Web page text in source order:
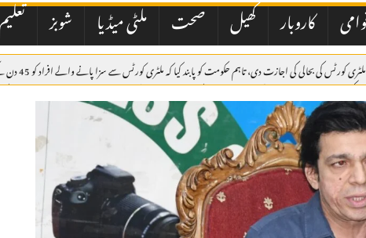
کاروبار کھیل صحت ملٹی میڈیا شوبز
کمیشن نے شاہد خاقان عباسی کی جماعت عوام پاکستان کو ڈی لسٹ کردیا مکہ مشترکہ دفاعی معاہدہ،